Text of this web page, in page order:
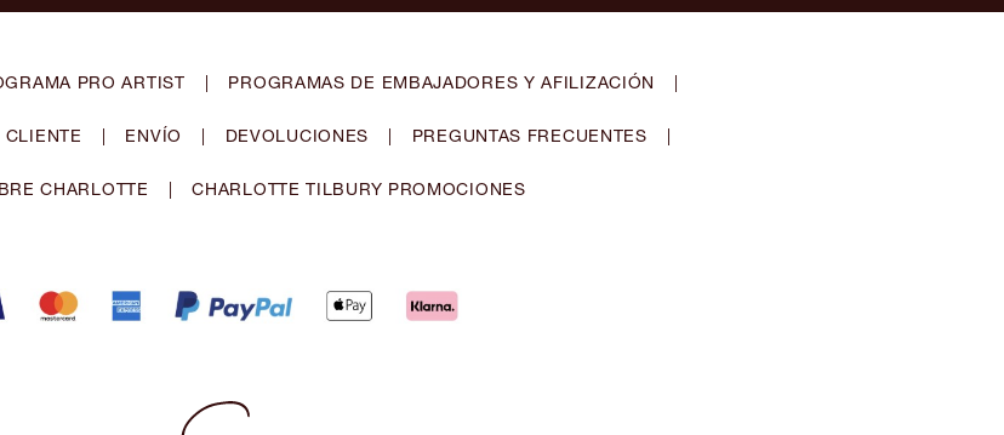
PRO ARTIST | PROGRAMAS DE EMBAJADORES Y AFILIZACIÓN |
| ENVÍO | DEVOLUCIONES | PREGUNTAS FRECUENTES |
CHARLOTTE | CHARLOTTE TILBURY PROMOCIONES